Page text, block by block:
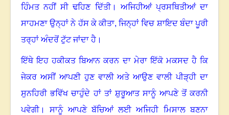
ਹਿੰਮਤ ਨਹੀਂ ਸੀ ਢਹਿਣ ਦਿੱਤੀ। ਅਜਿਹੀਆਂ ਪ੍ਰਸਥਿਤੀਆਂ ਦਾ
ਸਾਹਮਣਾ ਉਨ੍ਹਾਂ ਨੇ ਹੱਸ ਕੇ ਕੀਤਾ,ਜਿਨ੍ਹਾਂ ਵਿਚ ਸ਼ਾਇਦ ਬੰਦਾ ਪੂਰੀ
ਤਰ੍ਹਾਂ ਅੰਦਰੋਂ ਟੁੱਟ ਜਾਂਦਾ ਹੈ।
ਇੱਥੇ ਇਹ ਹਕੀਕਤ ਬਿਆਨ ਕਰਨ ਦਾ ਮੇਰਾ ਇੱਕੋ ਮਕਸਦ ਹੈ ਕਿ
ਜੇਕਰ ਅਸੀਂ ਆਪਣੀ ਹੁਣ ਵਾਲੀ ਅਤੇ ਆਉਣ ਵਾਲੀ ਪੀੜ੍ਹੀ ਦਾ
ਸੁਨਹਿਰੀ ਭਵਿੱਖ ਚਾਹੁੰਦੇ ਹਾਂ ਤਾਂ ਸ਼ੁਰੂਆਤ ਸਾਨੂੰ ਆਪਣੇ ਤੋਂ ਕਰਨੀ
ਪਵੇਗੀ। ਸਾਨੂੰ ਆਪਣੇ ਬੱਚਿਆਂ ਲਈ ਅਜਿਹੀ ਮਿਸਾਲ ਬਣਨਾ